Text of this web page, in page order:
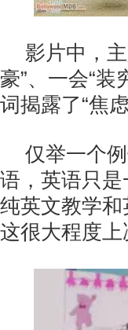
影片中，
豪”、一会“
词揭露了“焦
仅举一个
语，英语只
纯英文教学
这很大程度